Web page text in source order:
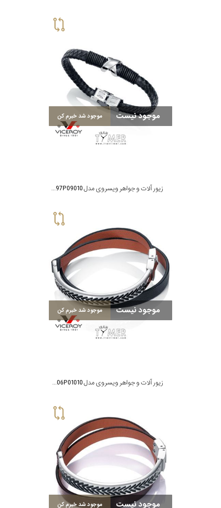
موجود نیست موجود شد خبرم کن
زیور آلات و جواهر ویسروی مدل 6397P09010
موجود نیست موجود شد خبرم کن
زیور آلات و جواهر ویسروی مدل 75006P01010
موجود نیست موجود شد خبرم کن